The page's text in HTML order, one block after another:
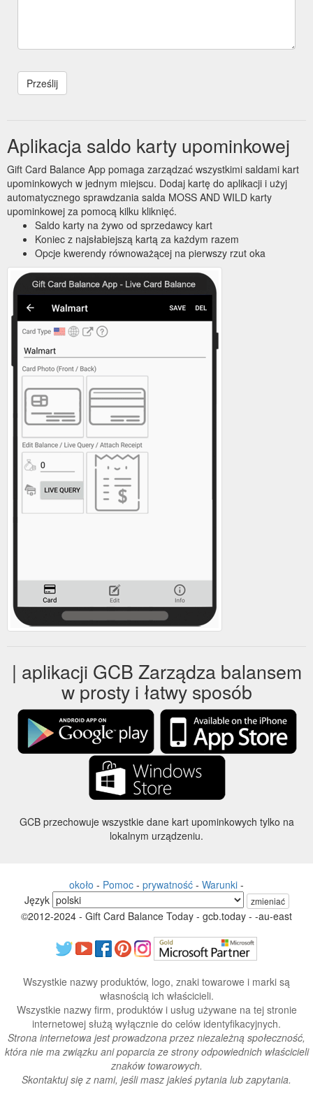
Aplikacja saldo karty upominkowej
Gift Card Balance App pomaga zarządzać wszystkimi saldami kart
upominkowych w jednym miejscu. Dodaj kartę do aplikacji i użyj
automatycznego sprawdzania salda MOSS AND WILD karty
upominkowej za pomocą kilku kliknięć.
Saldo karty na żywo od sprzedawcy kart
Koniec z najsłabiejszą kartą za każdym razem
Opcje kwerendy równoważącej na pierwszy rzut oka
| aplikacji GCB Zarządza balansem
w prosty i łatwy sposób
GCB przechowuje wszystkie dane kart upominkowych tylko na
lokalnym urządzeniu.
około - Pomoc - prywatność - Warunki -
Język
zmieniać
©2012-2024 - Gift Card Balance Today - gcb.today - -au-east
Wszystkie nazwy produktów, logo, znaki towarowe i marki są
własnością ich właścicieli.
Wszystkie nazwy firm, produktów i usług używane na tej stronie
internetowej służą wyłącznie do celów identyfikacyjnych.
Strona internetowa jest prowadzona przez niezależną społeczność,
która nie ma związku ani poparcia ze strony odpowiednich właścicieli
znaków towarowych.
Skontaktuj się z nami, jeśli masz jakieś pytania lub zapytania.